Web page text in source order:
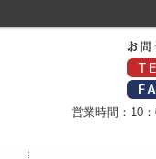
営業時間：10